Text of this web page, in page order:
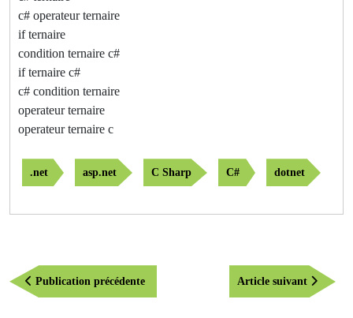
c# operateur ternaire
if ternaire
condition ternaire c#
if ternaire c#
c# condition ternaire
operateur ternaire
operateur ternaire c
.net asp.net C Sharp C# dotnet
Navigation
de
Publication précédentePublication
précédente
Article suivant
Article
suivant